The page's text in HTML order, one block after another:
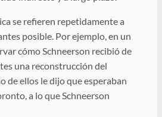
se refieren repetidamente a
posible. Por ejemplo, en un
cómo Schneerson recibió de
una reconstrucción del
de ellos le dijo que esperaban
a lo que Schneerson